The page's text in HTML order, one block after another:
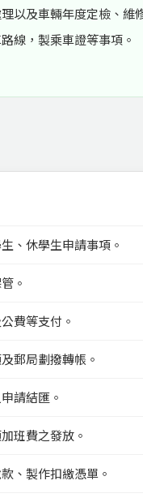
以及車輛年度定檢、維
線，製乘車證等事項。
、休學生申請事項。
。
費等支付。
郵局劃撥轉帳。
請結匯。
班費之發放。
、製作扣繳憑單。